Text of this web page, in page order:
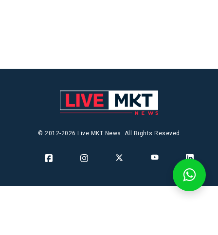
© 2012-2026 Live MKT News. All Rights Reseved